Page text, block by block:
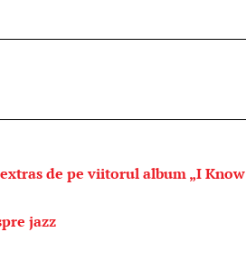
de pe viitorul album „I Know
jazz